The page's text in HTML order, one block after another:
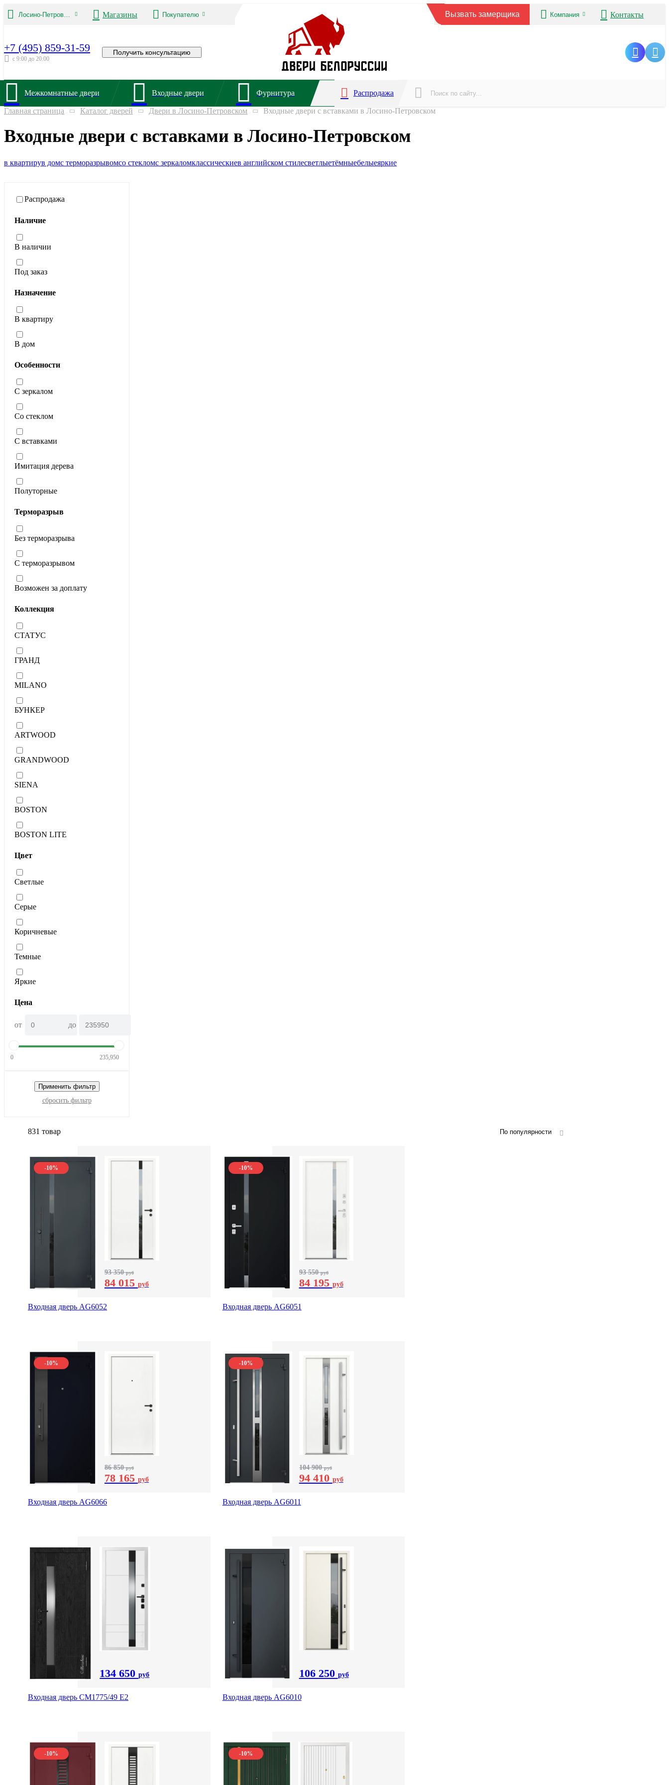
Лосино-Петровский Магазины Покупателю Вызвать замерщика Компания Контакты
+7 (495) 859-31-59
с 9:00 до 20:00
Получить консультацию
Межкомнатные двери Входные двери Фурнитура Распродажа
Главная страница Каталог дверей Двери в Лосино-Петровском Входные двери с вставками в Лосино-Петровском
Входные двери с вставками в Лосино-Петровском
в квартирув домс терморазрывомсо стекломс зеркаломклассическиев английском стилесветлыетёмныебелыеяркие
Распродажа
Наличие
В наличии
Под заказ
Назначение
В квартиру
В дом
Особенности
С зеркалом
Со стеклом
С вставками
Имитация дерева
Полуторные
Терморазрыв
Без терморазрыва
С терморазрывом
Возможен за доплату
Коллекция
СТАТУС
ГРАНД
MILANO
БУНКЕР
ARTWOOD
GRANDWOOD
SIENA
BOSTON
BOSTON LITE
Цвет
Светлые
Серые
Коричневые
Темные
Яркие
Цена
от до
0 235,950
Применить фильтр
сбросить фильтр
831 товар По популярности
-10%
93 350руб
84 015 руб
Входная дверь AG6052
-10%
93 550руб
84 195 руб
Входная дверь AG6051
-10%
86 850руб
78 165 руб
Входная дверь AG6066
-10%
104 900руб
94 410 руб
Входная дверь AG6011
134 650руб
Входная дверь СМ1775/49 Е2
106 250 руб
Входная дверь AG6010
-10% -10%